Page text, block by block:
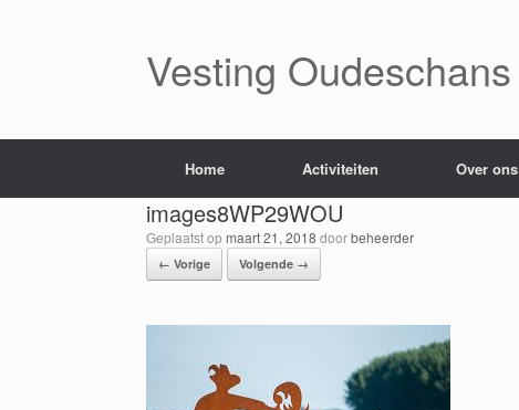
Vesting Oudeschans
Home Activiteiten Over ons
images8WP29WOU
Geplaatst opmaart 21, 2018 doorbeheerder
← Vorige Volgende →